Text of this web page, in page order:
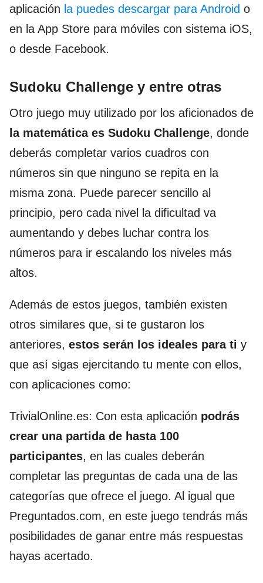
aplicación la puedes descargar para Android o
en la App Store para móviles con sistema iOS,
o desde Facebook.
Sudoku Challenge y entre otras
Otro juego muy utilizado por los aficionados de
la matemática es Sudoku Challenge, donde
deberás completar varios cuadros con
números sin que ninguno se repita en la
misma zona. Puede parecer sencillo al
principio, pero cada nivel la dificultad va
aumentando y debes luchar contra los
números para ir escalando los niveles más
altos.
Además de estos juegos, también existen
otros similares que, si te gustaron los
anteriores, estos serán los ideales para ti y
que así sigas ejercitando tu mente con ellos,
con aplicaciones como:
TrivialOnline.es: Con esta aplicación podrás
crear una partida de hasta 100
participantes, en las cuales deberán
completar las preguntas de cada una de las
categorías que ofrece el juego. Al igual que
Preguntados.com, en este juego tendrás más
posibilidades de ganar entre más respuestas
hayas acertado.